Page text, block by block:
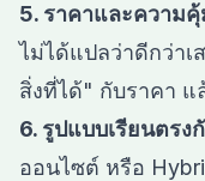
5. ราคาและความ
ไม่ได้แปลว่าดีกว่าเ
สิ่งที่ได้" กับราคา
6. รูปแบบเรียนตร
ออนไซต์ หรือ